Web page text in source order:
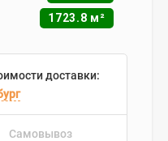
1723.8 м²
доставки:
Самовывоз